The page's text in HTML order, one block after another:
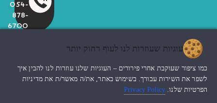
054-
878-
6700
© כל הזכויות שמורות לzoo
החנות שלי
עיצוב האתר ndesign
עוגיות שעוזרות לנו לעוף רחוק יותר
כמו ציפור שעוקבת אחרי פירורים – העוגיות שלנו עוזרות לנו להבין איך
לשפר את השירות עבורך. בשימוש באתר, את/ה מאשר/ת את מדיניות
הפרטיות שלנו. Privacy Policy